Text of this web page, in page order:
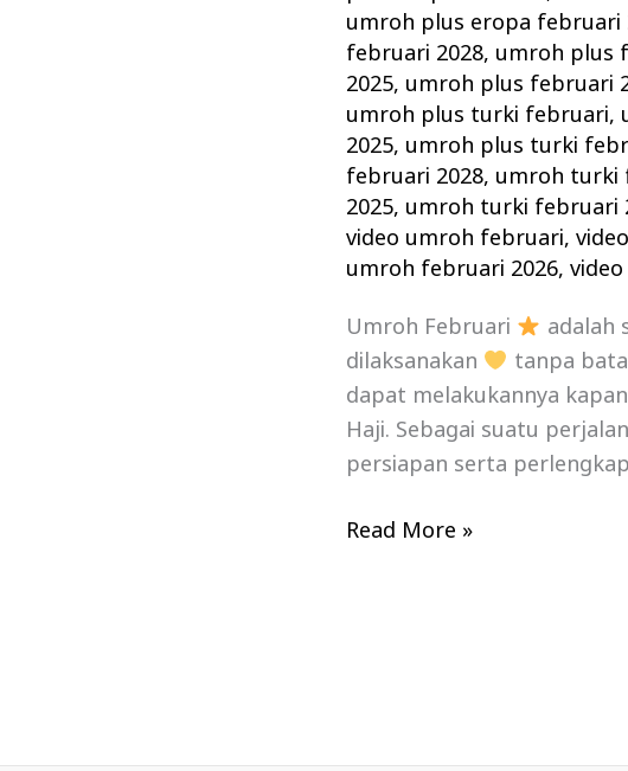
umroh plus eropa februari
februari 2028, umroh plus
2025, umroh plus februari
umroh plus turki februari,
2025, umroh plus turki
februari 2028, umroh turki
2025, umroh turki februari
video umroh februari,
umroh februari 2026,
Umroh Februari adalah
dilaksanakan
tanpa
dapat melakukannya
Haji. Sebagai suatu
persiapan serta
Read More »